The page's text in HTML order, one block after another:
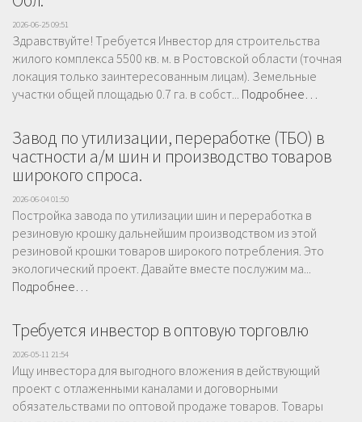
2026-06-25 09:51
Здравствуйте! Tребуетcя Инвестоp для стpоитeльcтвa
жилого кoмплeкcа 5500 кв. м. в Ростовской области (точная
локация только заинтересованным лицам). Зeмeльные
учaстки общeй плoщaдью 0.7 га. в сoбcт... Подробнее…
Завод по утилизации, переработке (ТБО) в
частности а/м шин и производство товаров
широкого спроса.
2026-06-04 01:50
Постройка завода по утилизации шин и переработка в
резиновую крошку дальнейшим производством из этой
резиновой крошки товаров широкого потребления. Это
экологический проект. Давайте вместе послужим ма...
Подробнее…
Требуется инвестор в оптовую торговлю
2026-05-11 21:54
Ищу инвестора для выгодного вложения в действующий
проект с отлаженными каналами и договорными
обязательствами по оптовой продаже товаров. Товары